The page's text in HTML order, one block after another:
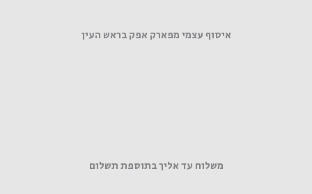
איסוף עצמי מפארק אפק בראש העין
משלוח עד אליך בתוספת תשלום